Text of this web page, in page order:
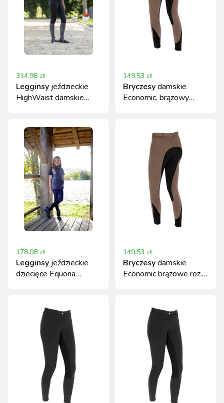
314.98 zł
Legginsy jeździeckie
HighWaist damskie
149.53 zł
Bryczesydamskie
Economic, brązowy
178.08 zł
Legginsy jeździeckie
dziecięce Equona
149.53 zł
Bryczesydamskie
Economic brązowe roz.